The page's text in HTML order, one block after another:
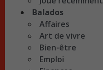
Balados
Affaires
Art de vivre
Bien-être
Emploi